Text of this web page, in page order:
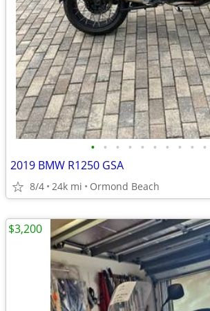
• • • • • • • • • •
2019 BMW R1250 GSA
8/4 24k mi Ormond Beach
$3,200